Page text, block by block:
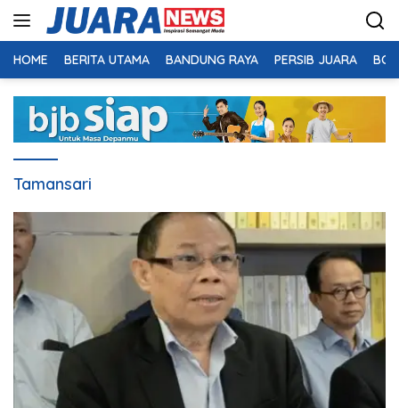
HOME BERITA UTAMA BANDUNG RAYA PERSIB JUARA
Tamansari